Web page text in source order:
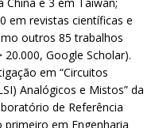
em revistas científicas e
outros 85 trabalhos
Google Scholar).
em “Circuitos
Analógicos e Mistos” da
de Referência
primeiro em Engenharia